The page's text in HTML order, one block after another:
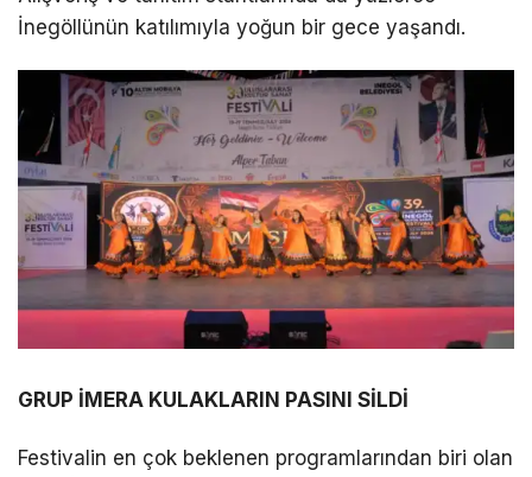
İnegöllünün katılımıyla yoğun bir gece yaşandı.
GRUP İMERA KULAKLARIN PASINI SİLDİ
Festivalin en çok beklenen programlarından biri olan